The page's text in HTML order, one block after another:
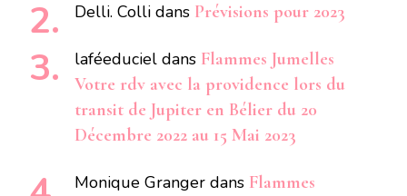
Delli. Colli dans Prévisions pour 2023
laféeduciel dans Flammes Jumelles
Votre rdv avec la providence lors du
transit de Jupiter en Bélier du 20
Décembre 2022 au 15 Mai 2023
Monique Granger dans Flammes